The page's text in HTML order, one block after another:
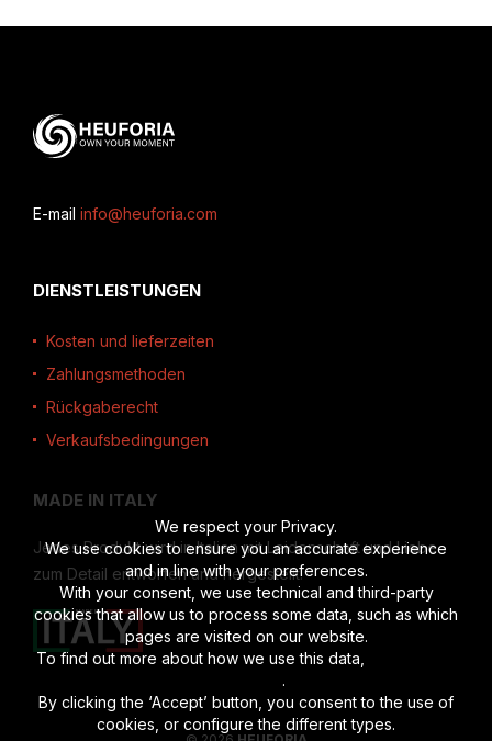
E-mail info@heuforia.com
DIENSTLEISTUNGEN
Kosten und lieferzeiten
Zahlungsmethoden
Rückgaberecht
Verkaufsbedingungen
MADE IN ITALY
Jedes Produkt wird in Italien mit Leidenschaft und Liebe
zum Detail entworfen und hergestellt.
We respect your Privacy.
We use cookies to ensure you an accurate experience
and in line with your preferences.
With your consent, we use technical and third-party
cookies that allow us to process some data, such as which
pages are visited on our website.
To find out more about how we use this data,
.
By clicking the ‘Accept’ button, you consent to the use of
cookies, or configure the different types.